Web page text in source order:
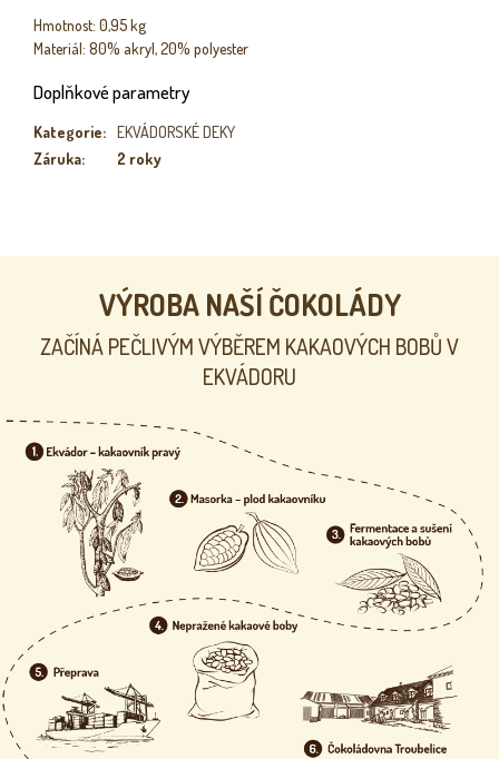
Hmotnost: 0,95 kg
Materiál: 80% akryl, 20% polyester
Doplňkové parametry
Kategorie: EKVÁDORSKÉ DEKY
Záruka: 2 roky
VÝROBA NAŠÍ ČOKOLÁDY
ZAČÍNÁ PEČLIVÝM VÝBĚREM KAKAOVÝCH BOBŮ V
EKVÁDORU